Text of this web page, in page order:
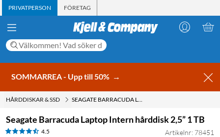
PRIVATPERSON FÖRETAG
SOMMARREA - Upp till 50% →
HÅRDDISKAR & SSD SEAGATE BARRACUDA LAPTOP INTERN HÅRDDISK 2,5” 1 TB
Seagate Barracuda Laptop Intern hårddisk 2,5” 1 TB
4.5 Artikelnr: 78451